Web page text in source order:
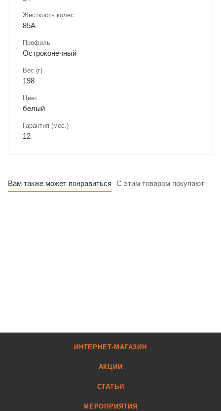
Жесткость колес
85А
Профиль
Остроконечный
Вес (г)
198
Цвет
белый
Гарантия (мес.)
12
Вам также может понравиться С этим товаром покупают
ИНТЕРНЕТ-МАГАЗИН
АКЦИИ
СТАТЬИ
МЕРОПРИЯТИЯ